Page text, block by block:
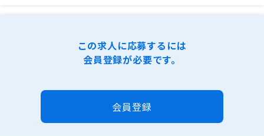
この求人に応募するには
会員登録が必要です。
会員登録